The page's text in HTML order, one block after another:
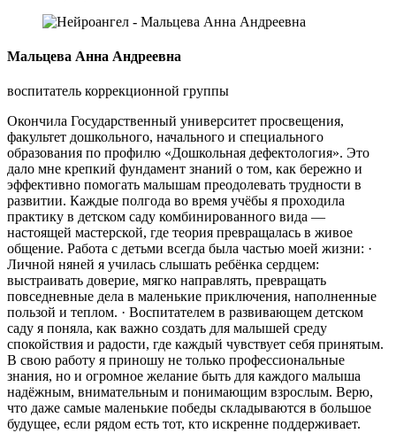
Мальцева Анна Андреевна
воспитатель коррекционной группы
Окончила Государственный университет просвещения,
факультет дошкольного, начального и специального
образования по профилю «Дошкольная дефектология». Это
дало мне крепкий фундамент знаний о том, как бережно и
эффективно помогать малышам преодолевать трудности в
развитии. Каждые полгода во время учёбы я проходила
практику в детском саду комбинированного вида —
настоящей мастерской, где теория превращалась в живое
общение. Работа с детьми всегда была частью моей жизни: ·
Личной няней я училась слышать ребёнка сердцем:
выстраивать доверие, мягко направлять, превращать
повседневные дела в маленькие приключения, наполненные
пользой и теплом. · Воспитателем в развивающем детском
саду я поняла, как важно создать для малышей среду
спокойствия и радости, где каждый чувствует себя принятым.
В свою работу я приношу не только профессиональные
знания, но и огромное желание быть для каждого малыша
надёжным, внимательным и понимающим взрослым. Верю,
что даже самые маленькие победы складываются в большое
будущее, если рядом есть тот, кто искренне поддерживает.